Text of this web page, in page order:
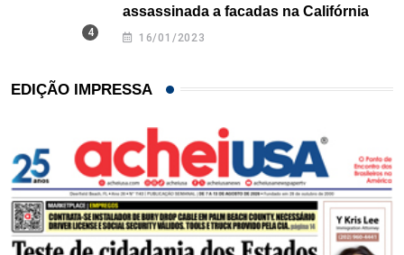
assassinada a facadas na Califórnia
16/01/2023
EDIÇÃO IMPRESSA